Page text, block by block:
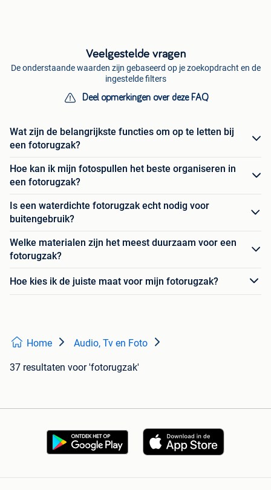
Veelgestelde vragen
De onderstaande waarden zijn gebaseerd op je zoekopdracht en de
ingestelde filters
Deel opmerkingen over deze FAQ
Wat zijn de belangrijkste functies om op te letten bij
een fotorugzak?
Hoe kan ik mijn fotospullen het beste organiseren in
een fotorugzak?
Is een waterdichte fotorugzak echt nodig voor
buitengebruik?
Welke materialen zijn het meest duurzaam voor een
fotorugzak?
Hoe kies ik de juiste maat voor mijn fotorugzak?
Home Audio, Tv en Foto
37 resultaten voor 'fotorugzak'